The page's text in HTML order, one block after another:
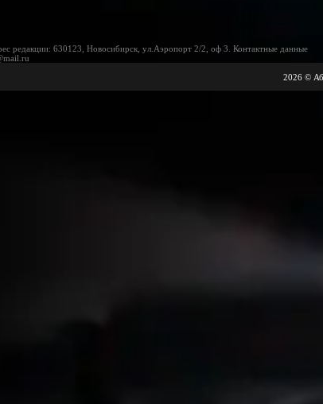
редакции: 630123, Новосибирск, ул.Аэропорт 2/2, оф 3. Контактные данные
2026 ©